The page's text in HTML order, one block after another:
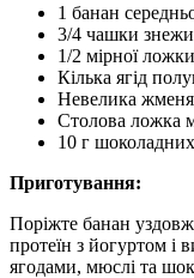
1 банан
3/4 чашки
1/2 мірної
Кілька ягід
Невелика
Столова ложка
10 г
Приготування:
Поріжте банан уздовж
протеїн з йогуртом і
ягодами, мюслі та